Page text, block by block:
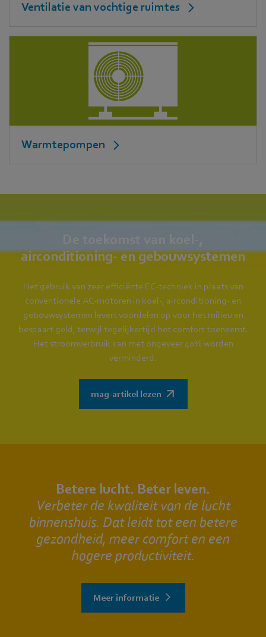
Ventilatie van vochtige ruimtes
Warmtepompen
De toekomst van koel-,
airconditioning- en gebouwsystemen
Het gebruik van zeer efficiënte EC-techniek in plaats van
conventionele AC-motoren in koel-, airconditioning- en
gebouwsystemen levert voordelen op voor het milieu en
bespaart geld, terwijl tegelijkertijd het comfort toeneemt.
Het stroomverbruik kan met ongeveer 40% worden
verminderd.
mag-artikel lezen
Betere lucht. Beter leven.
Verbeter de kwaliteit van de lucht
binnenshuis. Dat leidt tot een betere
gezondheid, meer comfort en een
hogere productiviteit.
Meer informatie